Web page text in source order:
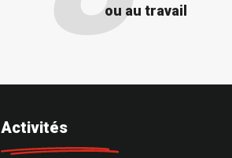
ou au travail
Activités